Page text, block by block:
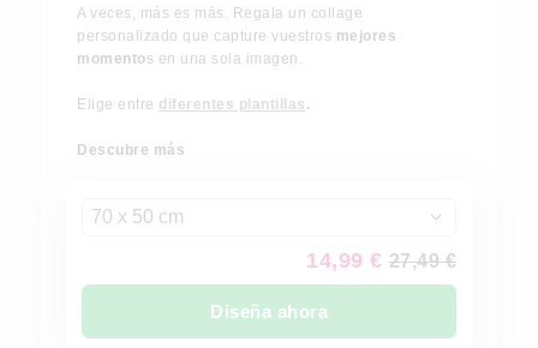
A veces, más es más. Regala un collage
personalizado que capture vuestros mejores
momentos en una sola imagen.
Elige entre diferentes plantillas .
Descubre más
70 x 50 cm
14,99 € 27,49 €
Diseña ahora